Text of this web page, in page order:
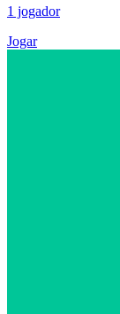
1 jogador
Jogar